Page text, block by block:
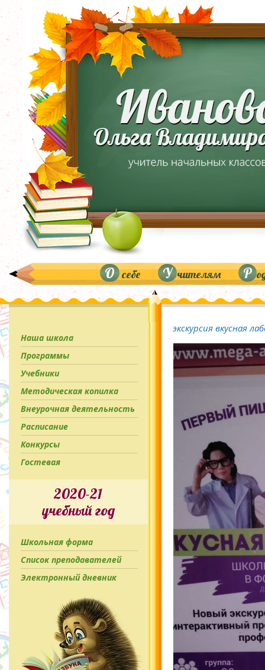
О себе У чителям Р
Наша школа
Программы
Учебники
Методическая копилка
Внеурочная деятельность
Расписание
Конкурсы
Гостевая
2020-21
учебный год
Школьная форма
Список преподавателей
Электронный дневник
экскурсия вкусная